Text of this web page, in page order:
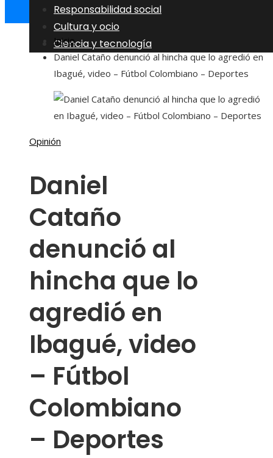
Responsabilidad social
Cultura y ocio
Ciencia y tecnología
Inicio
Daniel Cataño denunció al hincha que lo agredió en
Ibagué, video – Fútbol Colombiano – Deportes
Opinión
Daniel
Cataño
denunció al
hincha que lo
agredió en
Ibagué, video
– Fútbol
Colombiano
– Deportes